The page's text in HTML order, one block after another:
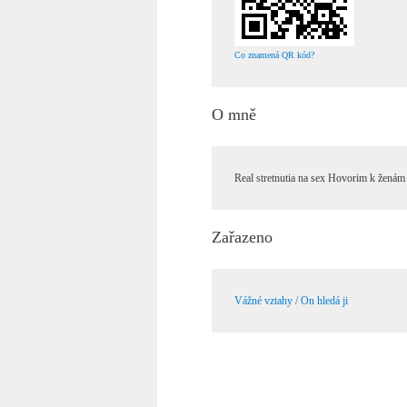
Co znamená QR kód?
O mně
Real stretnutia na sex Hovorim k
Zařazeno
Vážné vztahy / On hledá ji